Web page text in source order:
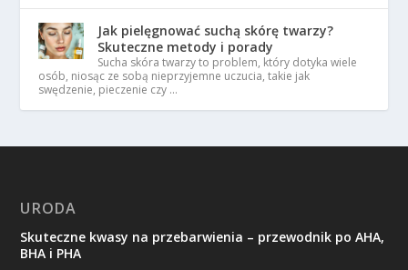
Jak pielęgnować suchą skórę twarzy?
Skuteczne metody i porady
Sucha skóra twarzy to problem, który dotyka wiele
osób, niosąc ze sobą nieprzyjemne uczucia, takie jak
swędzenie, pieczenie czy …
URODA
Skuteczne kwasy na przebarwienia – przewodnik po AHA,
BHA i PHA